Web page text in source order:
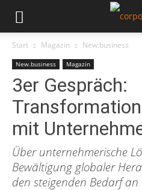
Start Magazin New.business
New.business Magazin
3er Gespräch:
mit
Über unternehmerische
Bewältigung globaler
den steigenden Bedarf